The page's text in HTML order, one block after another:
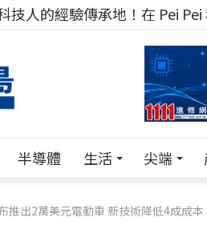
技人的經驗傳承地！在 Pei
半導體 生活 尖端
推出2萬美元電動車 新技術降低4成成